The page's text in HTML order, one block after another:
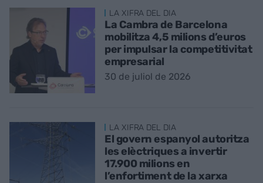
LA XIFRA DEL DIA
La Cambra de Barcelona
mobilitza 4,5 milions d’euros
per impulsar la competitivitat
empresarial
30 de juliol de 2026
LA XIFRA DEL DIA
El govern espanyol autoritza
les elèctriques a invertir
17.900 milions en
l’enfortiment de la xarxa